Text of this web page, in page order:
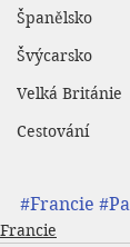
Španělsko
Švýcarsko
Velká Británie
Cestování
#Francie
Francie